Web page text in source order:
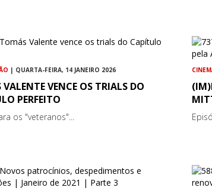
| QUARTA-FEIRA, 14 JANEIRO 2026
VENCE OS TRIALS DO
PERFEITO
os "veteranos"...